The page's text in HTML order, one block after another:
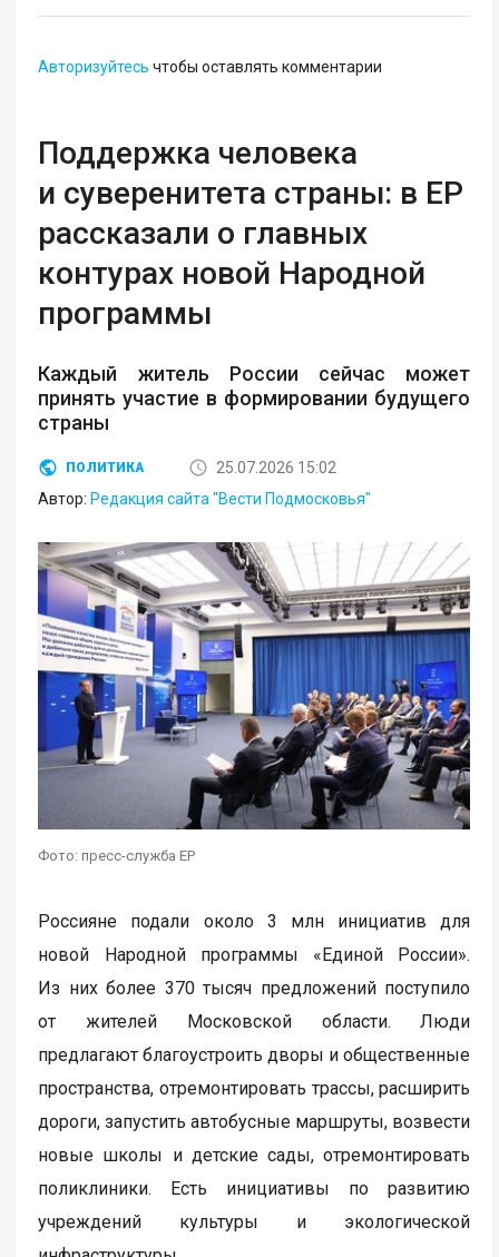
Авторизуйтесь чтобы оставлять комментарии
Поддержка человека
и суверенитета страны: в ЕР
рассказали о главных
контурах новой Народной
программы
Каждый житель России сейчас может
принять участие в формировании будущего
страны
ПОЛИТИКА
25.07.2026 15:02
Автор: Редакция сайта "Вести Подмосковья"
Фото: пресс-служба ЕР
Россияне подали около 3 млн инициатив для
новой Народной программы «Единой России».
Из них более 370 тысяч предложений поступило
от жителей Московской области. Люди
предлагают благоустроить дворы и общественные
пространства, отремонтировать трассы, расширить
дороги, запустить автобусные маршруты, возвести
новые школы и детские сады, отремонтировать
поликлиники. Есть инициативы по развитию
учреждений культуры и экологической